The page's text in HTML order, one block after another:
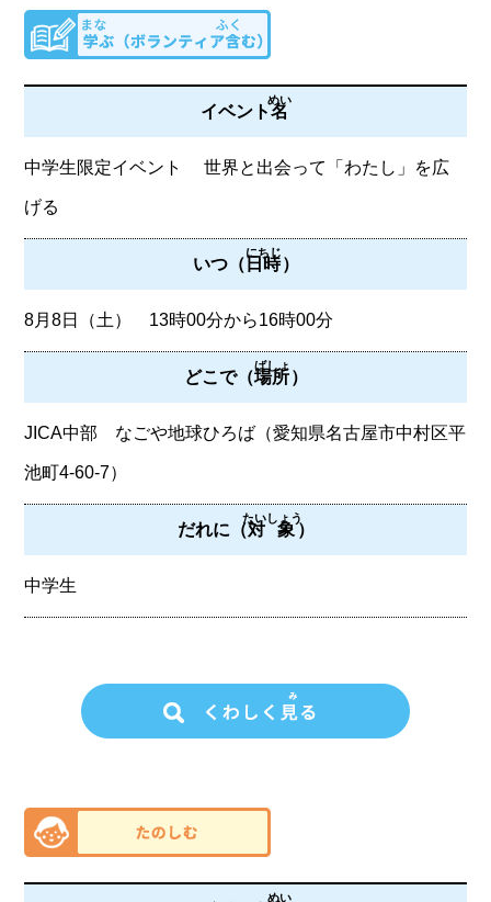
イベント名
めい
中学生限定イベント 世界と出会って「わたし」を広
げる
いつ（日時
にちじ
）
8月8日（土） 13時00分から16時00分
どこで（場所
ばしょ
）
JICA中部 なごや地球ひろば（愛知県名古屋市中村区平
池町4-60-7）
だれに（対象
たいしょう
）
中学生
めい